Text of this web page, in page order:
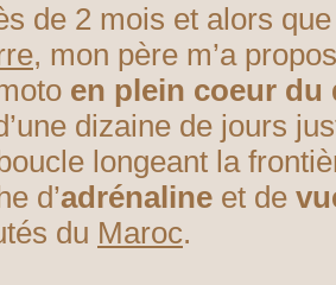
de 2 mois et alors
, mon père m’a
en plein coeur du
dizaine de jours
longeant la
d’adrénaline et de
du Maroc.